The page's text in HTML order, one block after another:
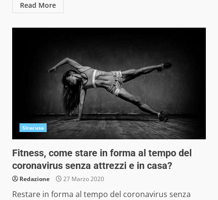
Read More
Siracusa
Fitness, come stare in forma al tempo del
coronavirus senza attrezzi e in casa?
Redazione 27 Marzo 2020
Restare in forma al tempo del coronavirus senza